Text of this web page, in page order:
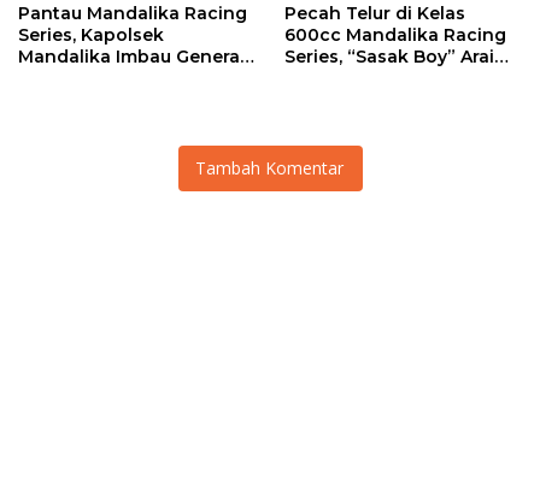
Pantau Mandalika Racing
Series, Kapolsek
Mandalika Imbau Generasi
Pecah Telur di Kelas
600cc Mandalika Racing
Series, “Sasak Boy” Arai
Tambah Komentar